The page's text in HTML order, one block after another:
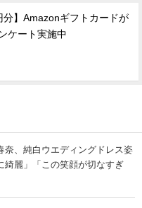
分】Amazonギフトカードが
ケート実施中
奈、純白ウエディングドレス姿
綺麗」「この笑顔が切なすぎ